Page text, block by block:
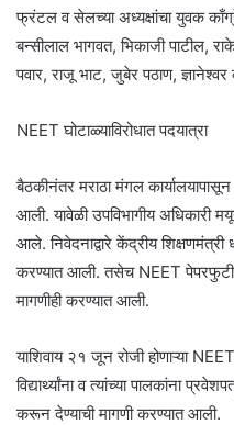
फ्रंटल व सेलच्या अध्यक्षांचा युवक
बन्सीलाल भागवत, भिकाजी पाटील,
पवार, राजू भाट, जुबेर पठाण, ज्ञानेश्वर
NEET घोटाळ्याविरोधात पदयात्रा
बैठकीनंतर मराठा मंगल कार्यालयापासून
आली. यावेळी उपविभागीय अधिकारी
आले. निवेदनाद्वारे केंद्रीय शिक्षणमंत्री
करण्यात आली. तसेच NEET पेपरफुटी
मागणीही करण्यात आली.
याशिवाय २१ जून रोजी होणाऱ्या
विद्यार्थ्यांना व त्यांच्या पालकांना
करून देण्याची मागणी करण्यात आली.